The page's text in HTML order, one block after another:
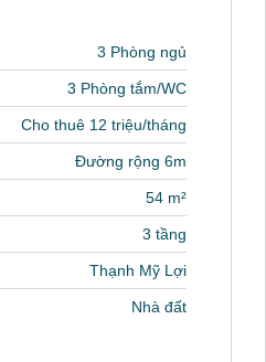
3 Phòng ngủ
3 Phòng tắm/WC
Cho thuê 12 triệu/tháng
Đường rộng 6m
54 m²
3 tầng
Thạnh Mỹ Lợi
Nhà đất